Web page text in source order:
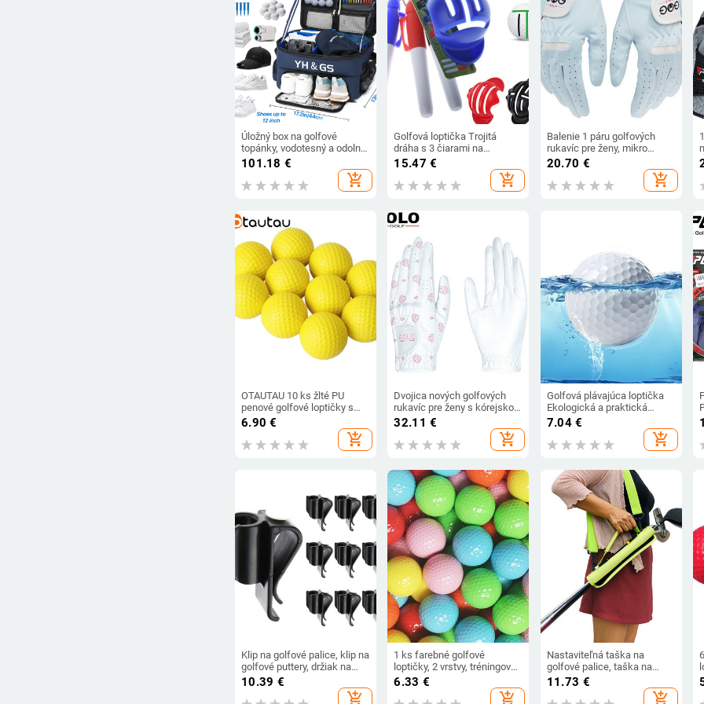
Úložný box na golfové
topánky, vodotesný a odolný
úložný box na golfové
topánky, pánske golfové
príslušenstvo
101.18 €
add_shopping_cart
Golfová loptička Trojitá
dráha s 3 čiarami na
označovanie + 3 perá na
označovanie čiar na golfovú
loptičku, pomôcky na
polohovanie, vonkajšie
príslušenstvo.
15.47 €
add_shopping_cart
Balenie 1 páru golfových
rukavíc pre ženy, mikro
mäkké priedušné vlákno,
športové rukavice pre ľavú a
20.70 €
add_shopping_cart
OTAUTAU 10 ks žlté PU
penové golfové loptičky s
priemerom 42,6 mm,
elastické, na vnútorné a
vonkajšie cvičenie
6.90 €
add_shopping_cart
Dvojica nových golfových
rukavíc pre ženy s kórejskou
potlačou, športové rukavice
z PU mikrovlákna, ochrana
pred slnkom a odolné
rukavice proti opotrebovaniu
32.11 €
add_shopping_cart
Golfová plávajúca loptička
Ekologická a praktická
golfová loptička
7.04 €
add_shopping_cart
Klip na golfové palice, klip na
golfové puttery, držiak na
puttery, organizér na golfovú
tašku, klip na putter, držiak
10.39 €
add_shopping_cart
1 ks farebné golfové
loptičky, 2 vrstvy, tréningová
loptička pre golfistov,
dropshipping, červená,
6.33 €
add_shopping_cart
Nastaviteľná taška na
golfové palice, taška na
prenášanie, vonkajšia
golfová tréningová taška
11.73 €
add_shopping_cart